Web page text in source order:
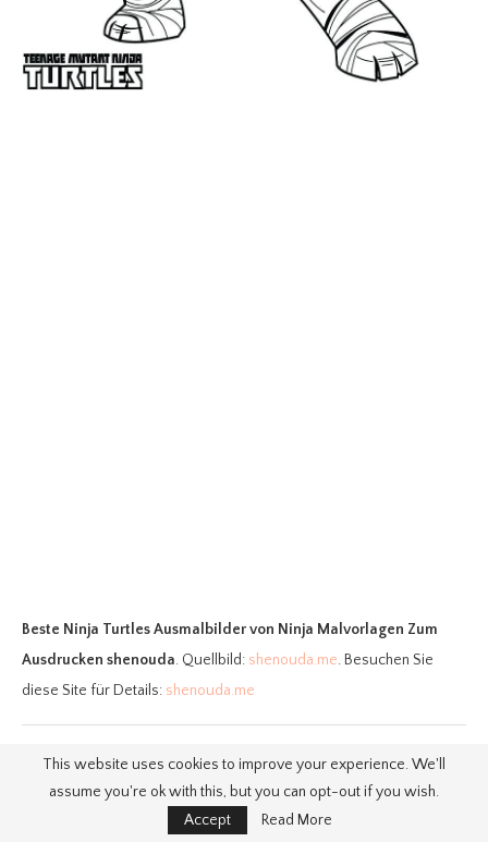
Beste Ninja Turtles Ausmalbildervon Ninja Malvorlagen Zum
Ausdrucken shenouda. Quellbild: shenouda.me. Besuchen Sie
diese Site für Details: shenouda.me
11. Vorlagen zum Ausmalen
This website uses cookies to improve your experience. We'll
assume you're ok with this, but you can opt-out if you wish.
Accept
Read More